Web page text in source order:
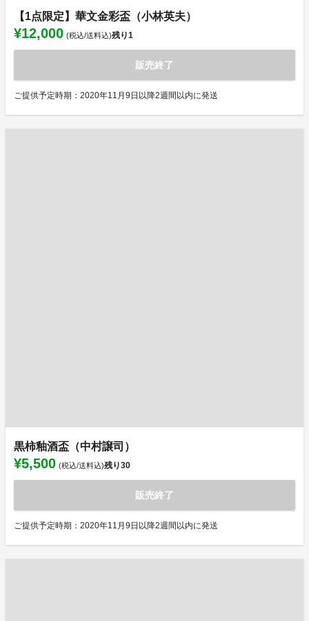
【1点限定】華文金彩盃（小林英夫）
¥12,000 (税込/送料込)残り1
販売終了
ご提供予定時期：2020年11月9日以降2週間以内に発送
黒柿釉酒盃（中村譲司）
¥5,500 (税込/送料込)残り30
販売終了
ご提供予定時期：2020年11月9日以降2週間以内に発送